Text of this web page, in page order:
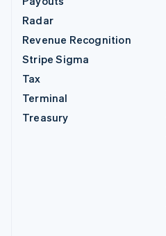
Radar
Revenue Recognition
Stripe Sigma
Tax
Terminal
Treasury